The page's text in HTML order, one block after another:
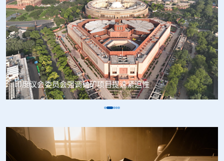
中核辐智正式设立 中国同辐持股90%打通核医疗全产业链